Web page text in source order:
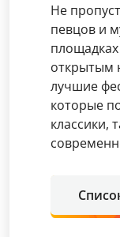
Не
певцов и
открытым
лучшие
которые
классики,